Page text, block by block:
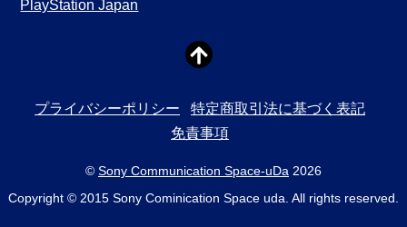
PlayStation Japan
プライバシーポリシー
特定商取引法に基づく表記
免責事項
© Sony Communication Space-uDa 2026
Copyright © 2015 Sony Cominication Space uda. All rights reserved.